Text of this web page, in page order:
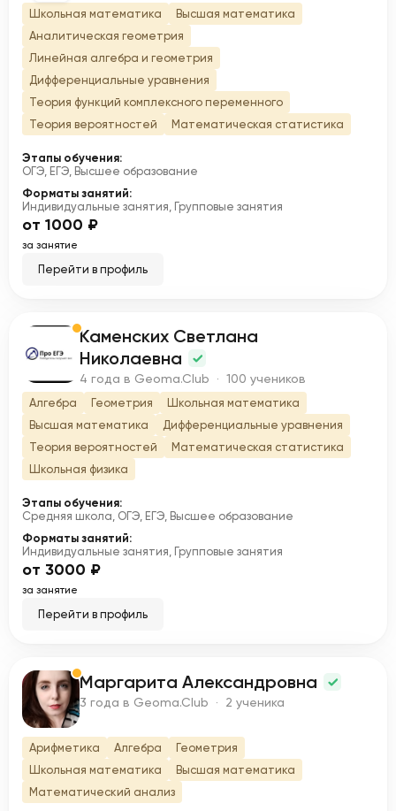
Школьная математика
Высшая математика
Аналитическая геометрия
Линейная алгебра и геометрия
Дифференциальные уравнения
Теория функций комплексного переменного
Теория вероятностей
Математическая статистика
Этапы обучения:
ОГЭ, ЕГЭ, Высшее образование
Форматы занятий:
Индивидуальные занятия, Групповые занятия
от 1000 ₽
за занятие
Перейти в профиль
К
Каменских Светлана
Николаевна
4 года в Geoma.Club · 100 учеников
Алгебра Геометрия
Школьная математика
Высшая математика
Дифференциальные уравнения
Теория вероятностей
Математическая статистика
Школьная физика
Этапы обучения:
Средняя школа, ОГЭ, ЕГЭ, Высшее образование
Форматы занятий:
Индивидуальные занятия, Групповые занятия
от 3000 ₽
за занятие
Перейти в профиль
М Маргарита Александровна
3 года в Geoma.Club · 2 ученика
Арифметика Алгебра
Геометрия
Школьная математика
Высшая математика
Математический анализ